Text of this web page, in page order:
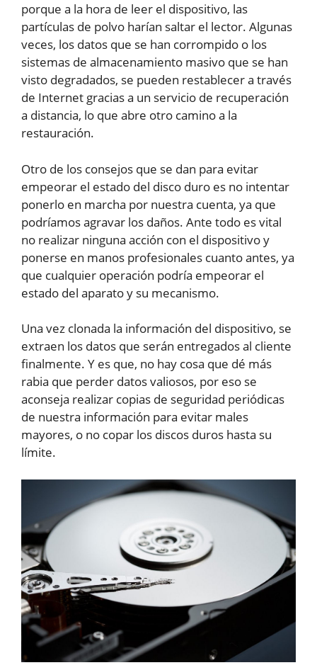
porque a la hora de leer el dispositivo, las
partículas de polvo harían saltar el lector. Algunas
veces, los datos que se han corrompido o los
sistemas de almacenamiento masivo que se han
visto degradados, se pueden restablecer a través
de Internet gracias a un servicio de recuperación
a distancia, lo que abre otro camino a la
restauración.
Otro de los consejos que se dan para evitar
empeorar el estado del disco duro es no intentar
ponerlo en marcha por nuestra cuenta, ya que
podríamos agravar los daños. Ante todo es vital
no realizar ninguna acción con el dispositivo y
ponerse en manos profesionales cuanto antes, ya
que cualquier operación podría empeorar el
estado del aparato y su mecanismo.
Una vez clonada la información del dispositivo, se
extraen los datos que serán entregados al cliente
finalmente. Y es que, no hay cosa que dé más
rabia que perder datos valiosos, por eso se
aconseja realizar copias de seguridad periódicas
de nuestra información para evitar males
mayores, o no copar los discos duros hasta su
límite.